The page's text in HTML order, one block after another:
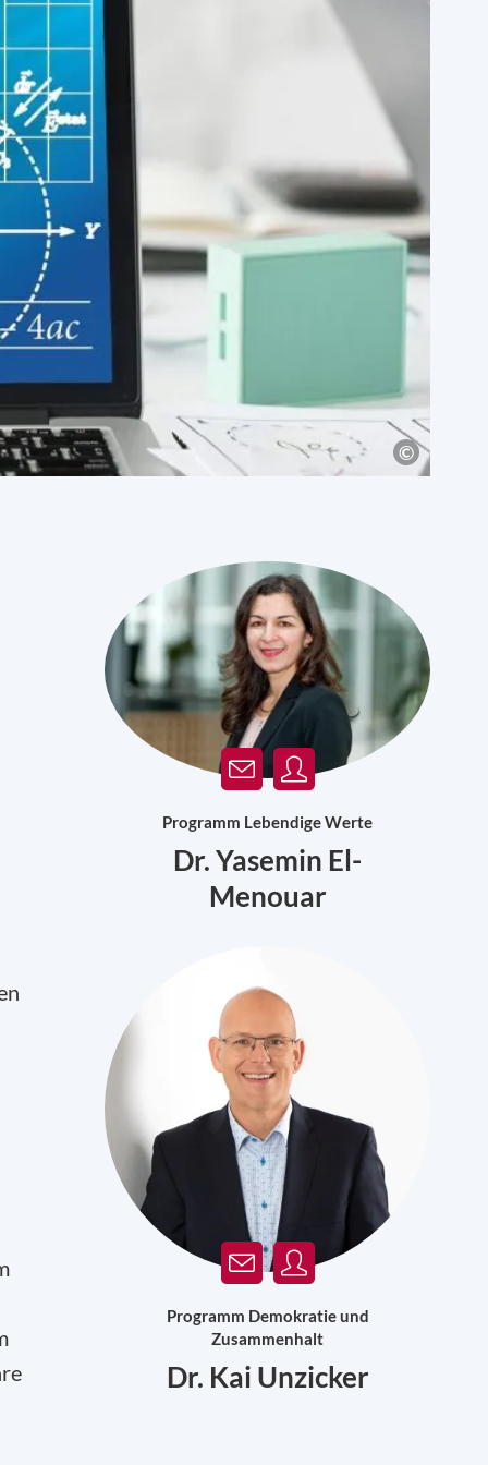
Programm Lebendige Werte
Dr. Yasemin El-
Menouar
Programm Demokratie und
Zusammenhalt
Dr. Kai Unzicker